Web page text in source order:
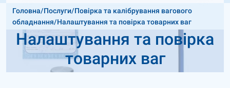
Головна/Послуги/Повірка та калібрування вагового
обладнання/Налаштування та повірка товарних ваг
Налаштування та повірка
товарних ваг